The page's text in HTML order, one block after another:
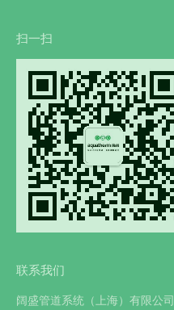
扫一扫
联系我们
阔盛管道系统（上海）有限公司